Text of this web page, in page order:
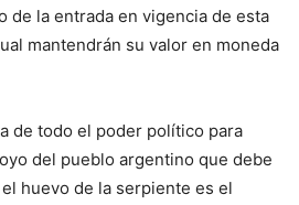
de la entrada en vigencia de esta
mantendrán su valor en moneda
de todo el poder político para
del pueblo argentino que debe
huevo de la serpiente es el